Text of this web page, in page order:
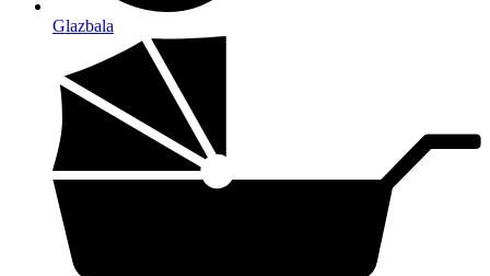
Glazbala